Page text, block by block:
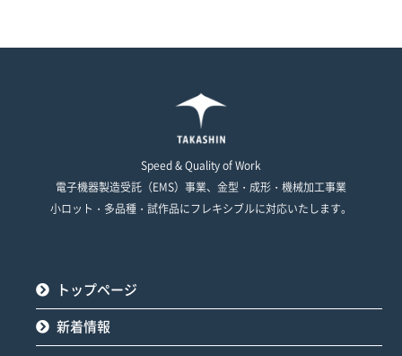
Speed & Quality of Work
電子機器製造受託（EMS）事業、金型・成形・機械加工事業
小ロット・多品種・試作品にフレキシブルに対応いたします。
トップページ
新着情報